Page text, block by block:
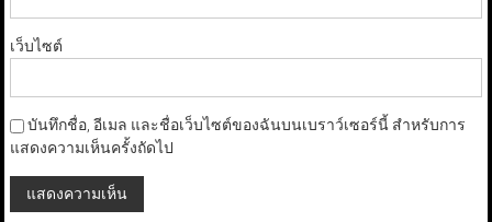
เว็บไซต์
บันทึกชื่อ, อีเมล และชื่อเว็บไซต์ของฉันบนเบราว์เซอร์นี้ สำหรับการ
แสดงความเห็นครั้งถัดไป